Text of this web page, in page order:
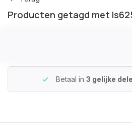
Producten getagd met
Betaal in 3 gelijke